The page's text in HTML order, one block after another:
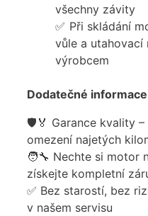
všechny závity
Při skládání
vůle a utahovací
výrobcem
Dodatečné
🛡️🏅 Garance kvality –
omezení najetých
🧑‍🔧 Nechte si motor
získejte kompletní
✅ Bez starostí, bez
v našem servisu